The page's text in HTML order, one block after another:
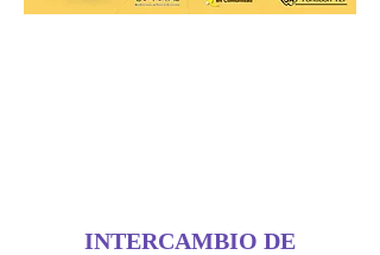
INTERCAMBIO DE